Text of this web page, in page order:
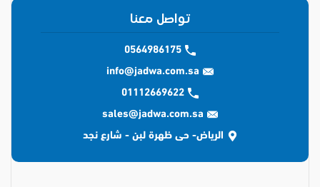
تواصل معنا
0564986175
info@jadwa.com.sa
01112669622
sales@jadwa.com.sa
الرياض- حى ظهرة لبن - شارع نجد